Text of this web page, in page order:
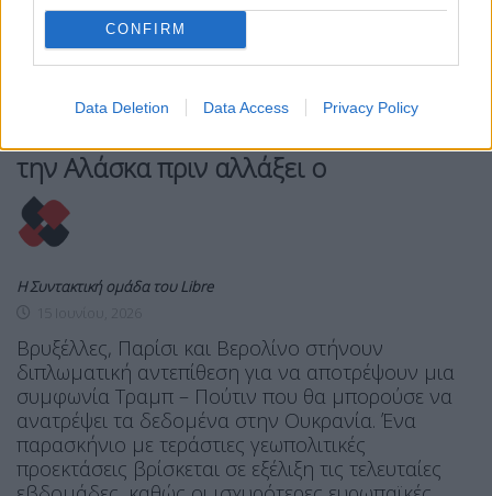
CONFIRM
Data Deletion Data Access Privacy Policy
MIRROR
την Αλάσκα πριν αλλάξει ο
Η Συντακτική ομάδα του Libre
Βρυξέλλες, Παρίσι και Βερολίνο στήνουν
διπλωματική αντεπίθεση για να αποτρέψουν μια
συμφωνία Τραμπ – Πούτιν που θα μπορούσε να
ανατρέψει τα δεδομένα στην Ουκρανία. Ένα
παρασκήνιο με τεράστιες γεωπολιτικές
προεκτάσεις βρίσκεται σε εξέλιξη τις τελευταίες